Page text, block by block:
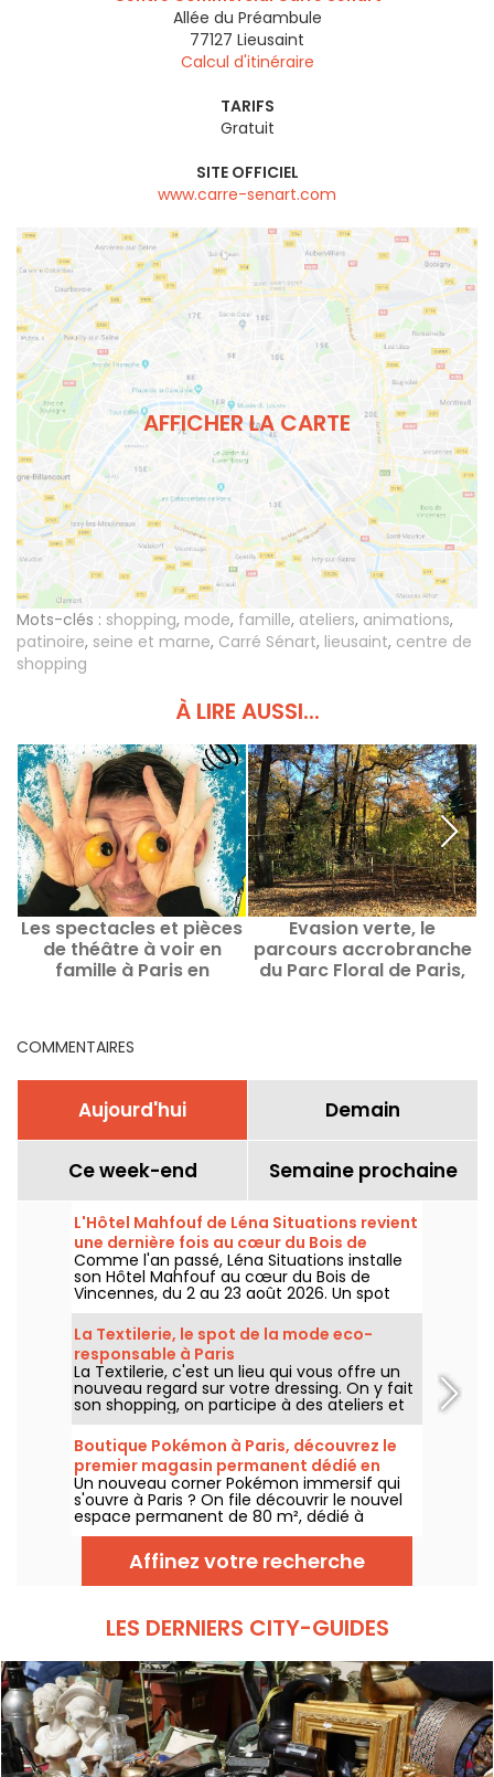
Allée du Préambule
77127 Lieusaint
Calcul d'itinéraire
TARIFS
Gratuit
SITE OFFICIEL
www.carre-senart.com
AFFICHER LA CARTE
Mots-clés : shopping, mode, famille, ateliers, animations,
patinoire, seine et marne, Carré Sénart, lieusaint, centre de
shopping
À LIRE AUSSI...
Les spectacles et pièces
de théâtre à voir en
famille à Paris en
Evasion verte, le
parcours accrobranche
du Parc Floral de Paris,
COMMENTAIRES
Aujourd'hui Demain
Ce week-end Semaine prochaine
L'Hôtel Mahfouf de Léna Situations revient
une dernière fois au cœur du Bois de
Vincennes
Comme l'an passé, Léna Situations installe
son Hôtel Mahfouf au cœur du Bois de
Vincennes, du 2 au 23 août 2026. Un spot
chill et estival, entre vlogs d'août, shopping,
gourmandises végé et détente, avec un
goût de nostalgie.
La Textilerie, le spot de la mode eco-
responsable à Paris
La Textilerie, c'est un lieu qui vous offre un
nouveau regard sur votre dressing. On y fait
son shopping, on participe à des ateliers et
on redécouvre la mode d'un point de vue
eco-responsable.
Boutique Pokémon à Paris, découvrez le
premier magasin permanent dédié en
images
Un nouveau corner Pokémon immersif qui
s'ouvre à Paris ? On file découvrir le nouvel
espace permanent de 80 m², dédié à
l’univers des célèbres créatures, au sein de
la boutique Le Coin des Barons, située rue de
Rivoli dans le 1er arrondissement. Depuis ce
28 mars 2025, ce corner unique attend les
Affinez votre recherche
LES DERNIERS CITY-GUIDES